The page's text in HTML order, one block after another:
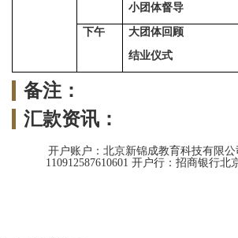
小团体督导
下午
大团体回顾
结业仪式
备注：
汇款资讯：
开户账户：北京新锦成教育科技有限公
110912587610601 开户行：招商银行北